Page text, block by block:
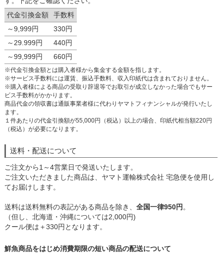
代金引換金額
手数料
～9,999円
330円
～29.999円
440円
～99,999円
660円
※代金引換金額とは購入者様から集金する金額を指します。
※サービス手数料には運賃、振込手数料、収入印紙代は含まれておりません。
※購入者様による商品の受取り辞退等でお取引が成立しなかった場合でもサー
ビス手数料がかかります。
商品代金の領収書は通販事業者様に代わりヤマトフィナンシャルが発行いたし
ます。
１件あたりの代金引換額が55,000円（税込）以上の場合、印紙代相当額220円
（税込）が必要になります。
送料・配送について
ご注文から1～4営業日で発送いたします。
ご注文いただきました商品は、ヤマト運輸株式会社 宅急便を使用し
てお届けします。
送料は送料無料の表記がある商品を除き、 全国一律950円 。
（但し、北海道・沖縄については2,000円)
クール便は＋330円となります。
鮮魚商品をはじめ消費期限の短い商品の配送について